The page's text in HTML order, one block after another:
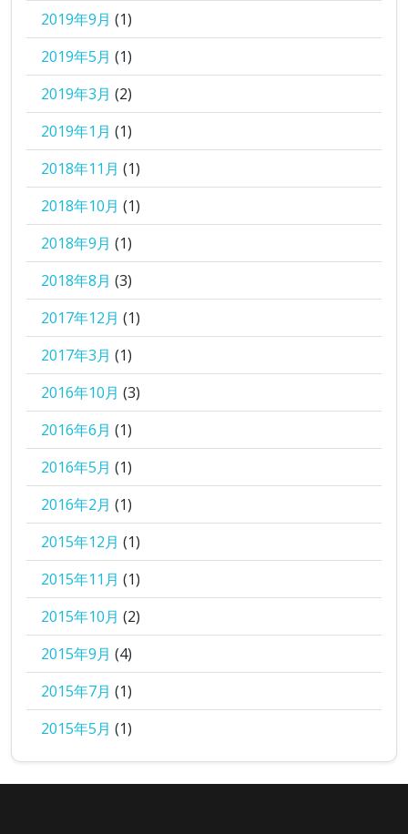
2019年9月 (1)
2019年5月 (1)
2019年3月 (2)
2019年1月 (1)
2018年11月 (1)
2018年10月 (1)
2018年9月 (1)
2018年8月 (3)
2017年12月 (1)
2017年3月 (1)
2016年10月 (3)
2016年6月 (1)
2016年5月 (1)
2016年2月 (1)
2015年12月 (1)
2015年11月 (1)
2015年10月 (2)
2015年9月 (4)
2015年7月 (1)
2015年5月 (1)